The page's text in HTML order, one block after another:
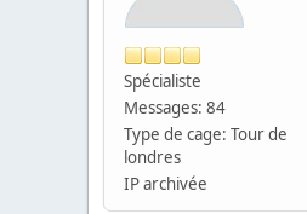
Spécialiste
Messages: 84
Type de cage: Tour de
londres
IP archivée